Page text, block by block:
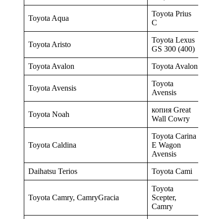
Toyota Aqua
Toyota Prius
C
Toyota Aristo
Toyota Lexus
GS 300 (400)
Toyota Avalon Toyota Avalon
Toyota Avensis
Toyota
Avensis
Toyota Noah
копия Great
Wall Cowry
Toyota Caldina
Toyota Carina
E Wagon
Avensis
Daihatsu Terios Toyota Cami
Toyota Camry, CamryGracia
Toyota
Scepter,
Camry